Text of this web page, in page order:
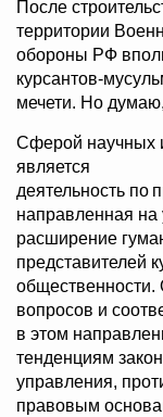
После
территории
обороны РФ
курсантов-
мечети. Но
Сферой научных
является
деятельность по
направленная на
расширение
представителей
вопросов и
в этом
тенденциям
управления,
правовым